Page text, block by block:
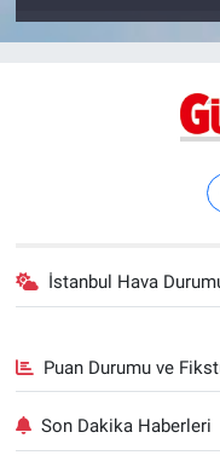
İstanbul Hava
Puan Durumu ve
Son Dakika Haberleri